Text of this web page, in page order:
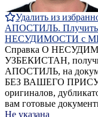
Удалить из
АПОСТИЛЬ.
НЕСУДИМОСТИ с
Справка О
УЗБЕКИСТАН,
АПОСТИЛЬ, на
БЕЗ ВАШЕГО
оригиналов,
вам готовые
Не указана